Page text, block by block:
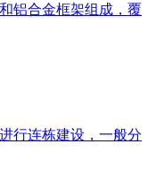
铝合金框架组成，覆
行连栋建设，一般分